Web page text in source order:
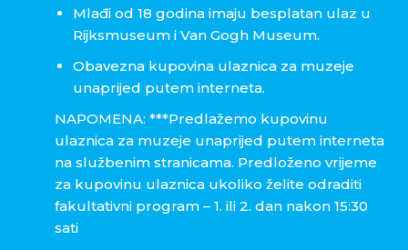
Mlađi od 18 godina imaju besplatan ulaz u
Rijksmuseum i Van Gogh Museum.
Obavezna kupovina ulaznica za muzeje
unaprijed putem interneta.
NAPOMENA: ***Predlažemo kupovinu
ulaznica za muzeje unaprijed putem interneta
na službenim stranicama. Predloženo vrijeme
za kupovinu ulaznica ukoliko želite odraditi
fakultativni program – 1. ili 2. dan nakon 15:30
sati